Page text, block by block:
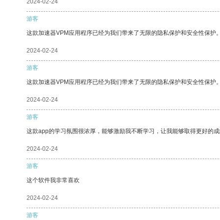
2024-02-24
游客
这款加速器VPM应用程序已经为我们带来了无限的隐私保护和安全性保护。
2024-02-24
游客
这款加速器VPM应用程序已经为我们带来了无限的隐私保护和安全性保护。
2024-02-24
游客
这款app的学习氛围很浓厚，能够激励我不断学习，让我能够取得更好的成
2024-02-24
游客
这个软件我非常喜欢
2024-02-24
游客